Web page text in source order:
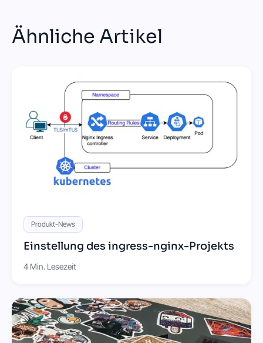
Ähnliche Artikel
Produkt-News
Einstellung des ingress-nginx-Projekts
4 Min. Lesezeit